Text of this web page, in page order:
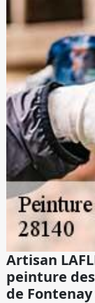
Artisan
peinture
de